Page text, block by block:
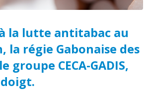
la lutte antitabac au
la régie Gabonaise des
groupe CECA-GADIS,